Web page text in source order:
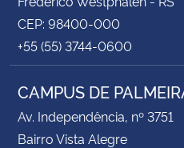
CEP: 98400-000
+55 (55) 3744-0600
CAMPUS DE
Av. Independência, nº 3751
Bairro Vista Alegre